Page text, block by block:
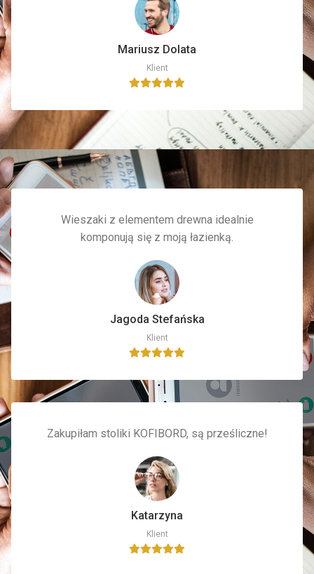
Mariusz Dolata
Klient
Wieszaki z elementem drewna idealnie
komponują się z moją łazienką.
Jagoda Stefańska
Klient
Zakupiłam stoliki KOFIBORD, są prześliczne!
Katarzyna
Klient